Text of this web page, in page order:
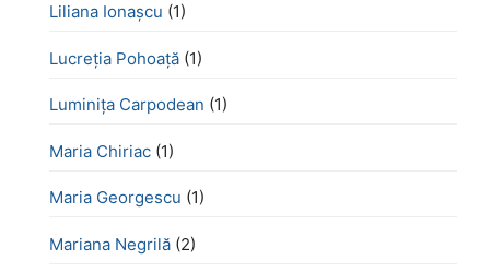
Liliana Ionașcu (1)
Lucreţia Pohoaţă (1)
Luminița Carpodean (1)
Maria Chiriac (1)
Maria Georgescu (1)
Mariana Negrilă (2)